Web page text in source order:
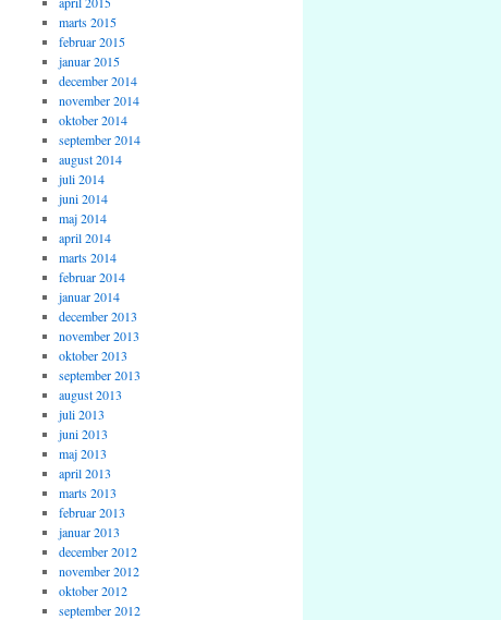
marts 2015
februar 2015
januar 2015
december 2014
november 2014
oktober 2014
september 2014
august 2014
juli 2014
juni 2014
maj 2014
april 2014
marts 2014
februar 2014
januar 2014
december 2013
november 2013
oktober 2013
september 2013
august 2013
juli 2013
juni 2013
maj 2013
april 2013
marts 2013
februar 2013
januar 2013
december 2012
november 2012
oktober 2012
september 2012